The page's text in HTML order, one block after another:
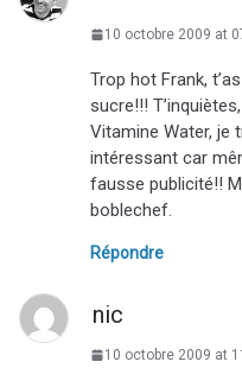
10 octobre 2009 at
Trop hot Frank,
sucre!!!
Vitamine Water, je
intéressant car
fausse publicité!!
boblechef.
Répondre
nic
10 octobre 2009 at